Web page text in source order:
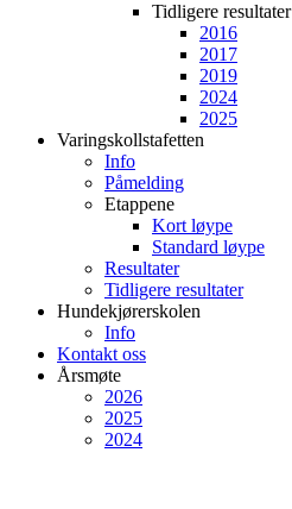
Tidligere resultater
2016
2017
2019
2024
2025
Varingskollstafetten
Info
Påmelding
Etappene
Kort løype
Standard løype
Resultater
Tidligere resultater
Hundekjørerskolen
Info
Kontakt oss
Årsmøte
2026
2025
2024